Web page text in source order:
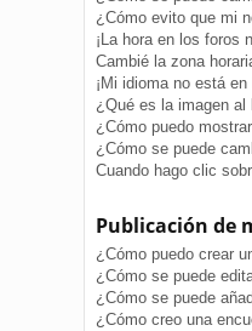
¿Cómo evito que mi
¡La hora en los foros
Cambié la zona
¡Mi idioma no está
¿Qué es la imagen al
¿Cómo puedo
¿Cómo se puede
Cuando hago clic
Publicación de
¿Cómo puedo crear
¿Cómo se puede
¿Cómo se puede
¿Cómo creo una